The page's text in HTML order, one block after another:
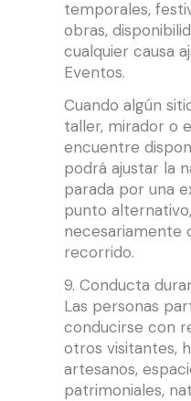
temporales,
obras,
cualquier causa
Eventos.
Cuando algún
taller, mirador o
encuentre
podrá ajustar la
parada por una
punto
necesariamente
recorrido.
9. Conducta
Las personas
conducirse con
otros visitantes,
artesanos,
patrimoniales,